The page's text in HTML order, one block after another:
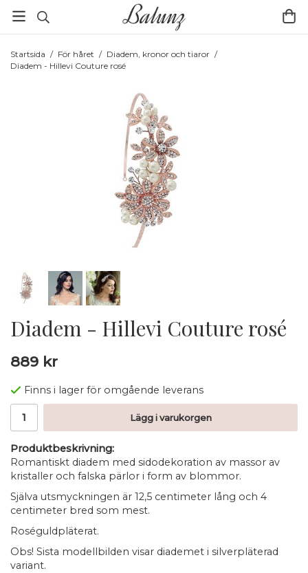
Startsida / För håret / Diadem, kronor och tiaror /
Diadem - Hillevi Couture rosé
Diadem - Hillevi Couture rosé
889 kr
Finns i lager för omgående leverans
Lägg i varukorgen
Produktbeskrivning:
Romantiskt diadem med sidodekoration av massor av
kristaller och falska pärlor i form av blommor.
Själva utsmyckningen är 12,5 centimeter lång och 4
centimeter bred som mest.
Roséguldpläterat.
Obs! Sista modellbilden visar diademet i silverpläterad
variant.